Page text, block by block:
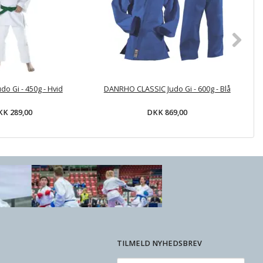
Gi - 450g - Hvid
289,00
DANRHO CLASSIC Judo Gi - 600g - Blå
DKK 869,00
TILMELD NYHEDSBREV